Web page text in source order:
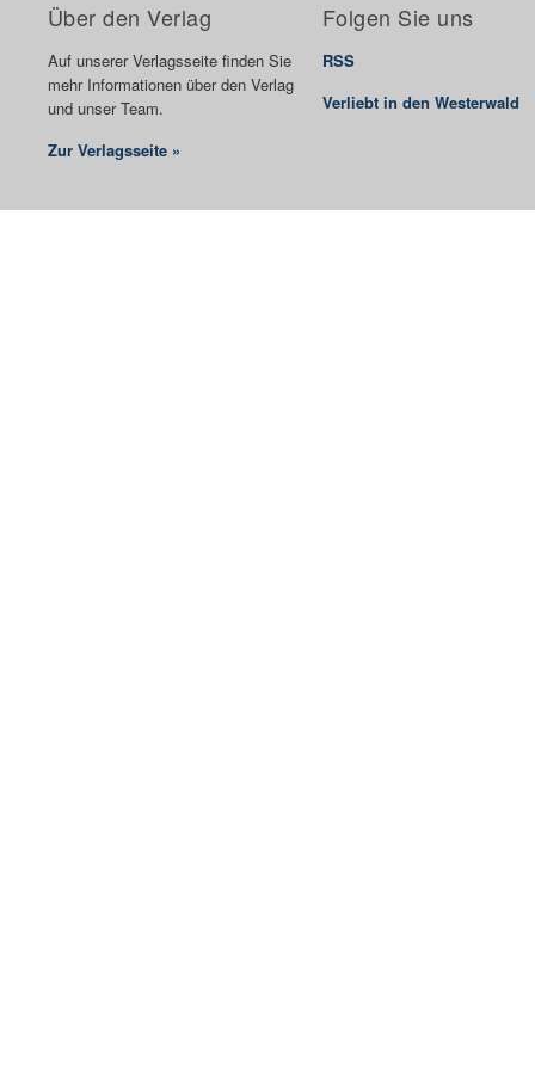
Über den Verlag
Auf unserer Verlagsseite finden Sie
mehr Informationen über den Verlag
und unser Team.
Zur Verlagsseite »
Folgen Sie uns
RSS
Verliebt in den Westerwald